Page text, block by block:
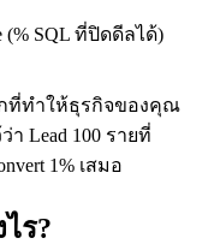
(% SQL ที่ปิดดีลได้)
กที่ทำให้ธุรกิจของคุณ
า Lead 100 รายที่
1% เสมอ
ร?